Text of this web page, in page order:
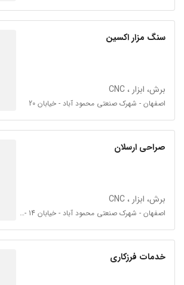
سنگ مزار اکسین
برش، ابزار ، CNC
اصفهان - شهرک صنعتی محمود آباد - خیابان 20
صراحی ارسلان
برش، ابزار ، CNC
اصفهان - شهرک صنعتی محمود آباد - خیابان 14 - فرعی 14
خدمات فرزکاری